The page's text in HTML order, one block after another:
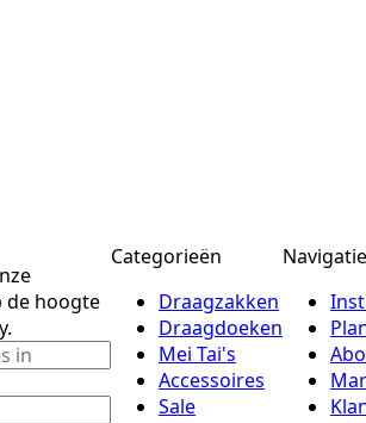
de hoogte
Categorieën
Draagzakken
Draagdoeken
Mei Tai's
Accessoires
Sale
Navigatie